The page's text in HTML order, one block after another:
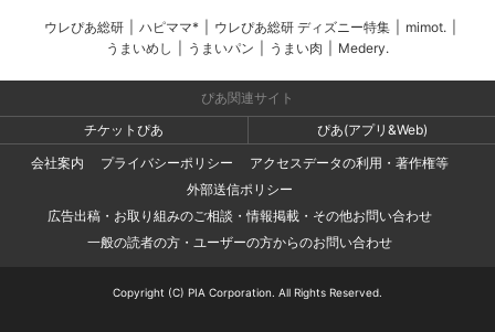
ウレぴあ総研 ハピママ* ウレぴあ総研 ディズニー特集 mimot.
うまいめし
うまいパン うまい肉 Medery.
ぴあ関連サイト
チケットぴあ
ぴあ(アプリ&Web)
会社案内
プライバシーポリシー
アクセスデータの利用・著作権等
外部送信ポリシー
広告出稿・お取り組みのご相談・情報掲載・その他お問い合わせ
一般の読者の方・ユーザーの方からのお問い合わせ
Copyright (C) PIA Corporation. All Rights Reserved.